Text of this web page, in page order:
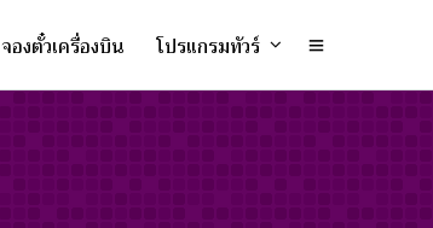
จองตั๋วเครื่องบิน โปรแกรมทัวร์